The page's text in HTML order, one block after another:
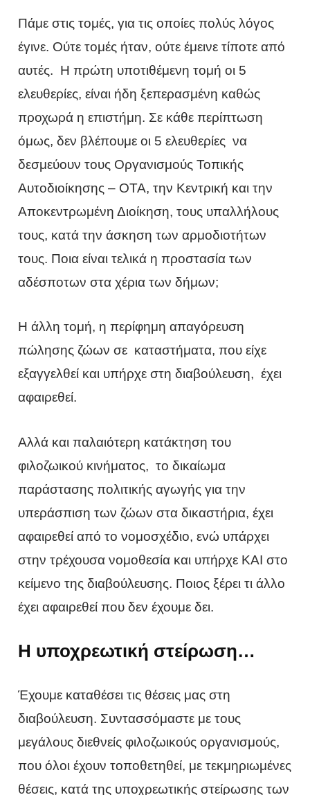
Πάμε στις τομές, για τις οποίες πολύς λόγος
έγινε. Ούτε τομές ήταν, ούτε έμεινε τίποτε από
αυτές. Η πρώτη υποτιθέμενη τομή οι 5
ελευθερίες, είναι ήδη ξεπερασμένη καθώς
προχωρά η επιστήμη. Σε κάθε περίπτωση
όμως, δεν βλέπουμε οι 5 ελευθερίες να
δεσμεύουν τους Οργανισμούς Τοπικής
Αυτοδιοίκησης – ΟΤΑ, την Κεντρική και την
Αποκεντρωμένη Διοίκηση, τους υπαλλήλους
τους, κατά την άσκηση των αρμοδιοτήτων
τους. Ποια είναι τελικά η προστασία των
αδέσποτων στα χέρια των δήμων;
Η άλλη τομή, η περίφημη απαγόρευση
πώλησης ζώων σε καταστήματα, που είχε
εξαγγελθεί και υπήρχε στη διαβούλευση, έχει
αφαιρεθεί.
Αλλά και παλαιότερη κατάκτηση του
φιλοζωικού κινήματος, το δικαίωμα
παράστασης πολιτικής αγωγής για την
υπεράσπιση των ζώων στα δικαστήρια, έχει
αφαιρεθεί από το νομοσχέδιο, ενώ υπάρχει
στην τρέχουσα νομοθεσία και υπήρχε ΚΑΙ στο
κείμενο της διαβούλευσης. Ποιος ξέρει τι άλλο
έχει αφαιρεθεί που δεν έχουμε δει.
Η υποχρεωτική στείρωση…
Έχουμε καταθέσει τις θέσεις μας στη
διαβούλευση. Συντασσόμαστε με τους
μεγάλους διεθνείς φιλοζωικούς οργανισμούς,
που όλοι έχουν τοποθετηθεί, με τεκμηριωμένες
θέσεις, κατά της υποχρεωτικής στείρωσης των